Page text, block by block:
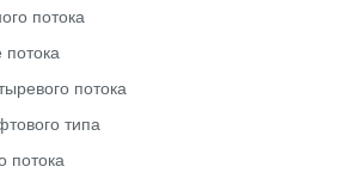
потока
потока
типа
потока